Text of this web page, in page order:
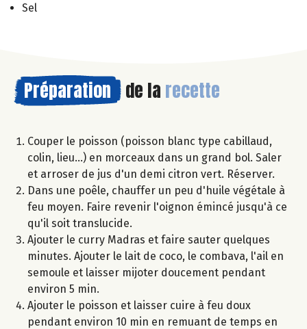
Sel
Préparation de la recette
Couper le poisson (poisson blanc type cabillaud,
colin, lieu...) en morceaux dans un grand bol. Saler
et arroser de jus d'un demi citron vert. Réserver.
Dans une poêle, chauffer un peu d'huile végétale à
feu moyen. Faire revenir l'oignon émincé jusqu'à ce
qu'il soit translucide.
Ajouter le curry Madras et faire sauter quelques
minutes. Ajouter le lait de coco, le combava, l'ail en
semoule et laisser mijoter doucement pendant
environ 5 min.
Ajouter le poisson et laisser cuire à feu doux
pendant environ 10 min en remuant de temps en